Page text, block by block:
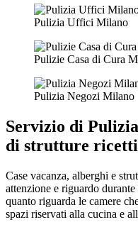
Pulizia Uffici Milano
Pulizie Casa di Cura
Pulizia Negozi Milano
Servizio di
di strutture
Case vacanza, alberghi e
attenzione e riguardo
quanto riguarda le camere
spazi riservati alla cucina e